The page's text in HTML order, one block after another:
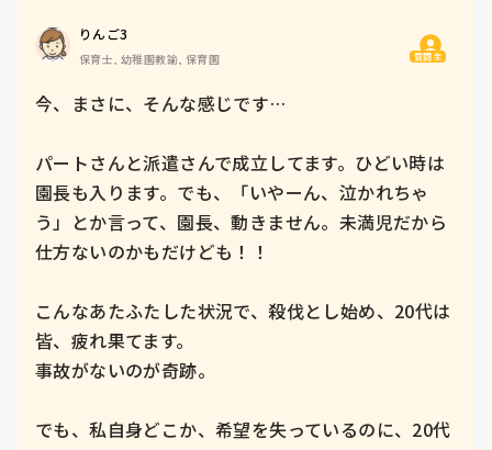
りんご3
保育士, 幼稚園教諭, 保育園 質問主
今、まさに、そんな感じです…
パートさんと派遣さんで成立してます。ひどい時は
園長も入ります。でも、「いやーん、泣かれちゃ
う」とか言って、園長、動きません。未満児だから
仕方ないのかもだけども！！
こんなあたふたした状況で、殺伐とし始め、20代は
皆、疲れ果てます。
事故がないのが奇跡。
でも、私自身どこか、希望を失っているのに、20代